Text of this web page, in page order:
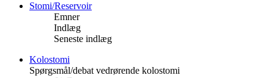
Stomi/Reservoir
Emner
Indlæg
Seneste indlæg
Kolostomi
Spørgsmål/debat vedrørende kolostomi